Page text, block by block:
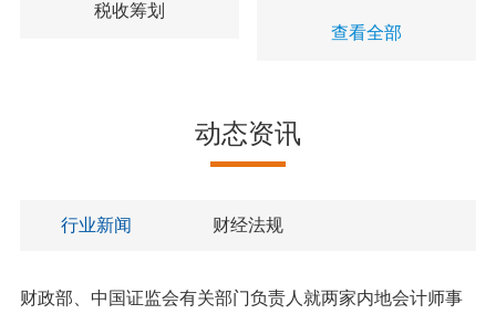
税收筹划
查看全部
动态资讯
行业新闻 财经法规
财政部、中国证监会有关部门负责人就两家内地会计师事